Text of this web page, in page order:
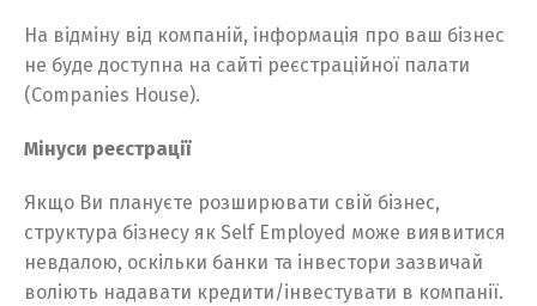
На відміну від компаній, інформація про ваш бізнес
не буде доступна на сайті реєстраційної палати
(Companies House).
Мінуси реєстрації
Якщо Ви плануєте розширювати свій бізнес,
структура бізнесу як Self Employed може виявитися
невдалою, оскільки банки та інвестори зазвичай
воліють надавати кредити/інвестувати в компанії.